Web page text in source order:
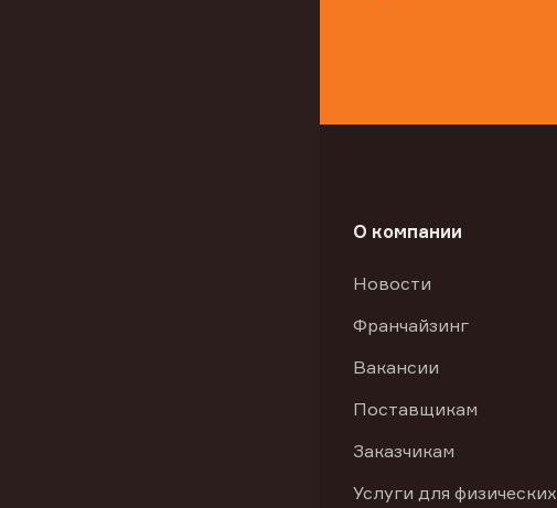
О компании
Новости
Франчайзинг
Вакансии
Поставщикам
Заказчикам
Услуги для физических